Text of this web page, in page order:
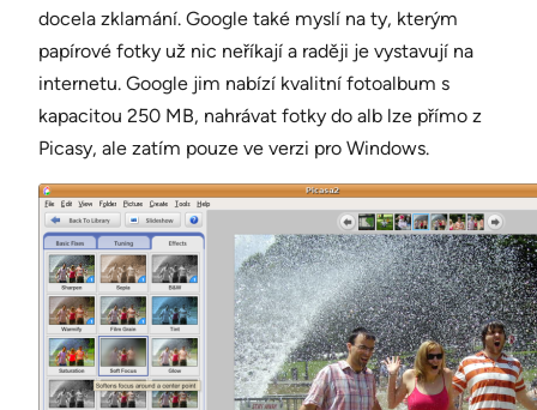
docela zklamání. Google také myslí na ty, kterým
papírové fotky už nic neříkají a raději je vystavují na
internetu. Google jim nabízí kvalitní fotoalbum s
kapacitou 250 MB, nahrávat fotky do alb lze přímo z
Picasy, ale zatím pouze ve verzi pro Windows.